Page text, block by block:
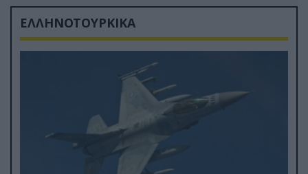
ΕΛΛΗΝΟΤΟΥΡΚΙΚΑ